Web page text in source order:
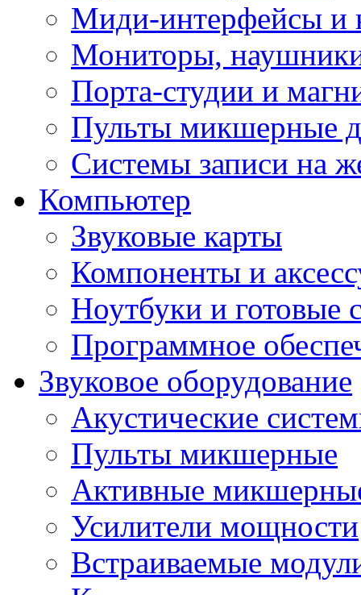
Миди-интерфейсы и
Мониторы,
Порта-студии и
Пульты микшерные
Системы записи на
Компьютер
Звуковые карты
Компоненты и
Ноутбуки и готовые
Программное
Звуковое оборудование
Акустические
Пульты микшерные
Активные
Усилители мощности
Встраиваемые